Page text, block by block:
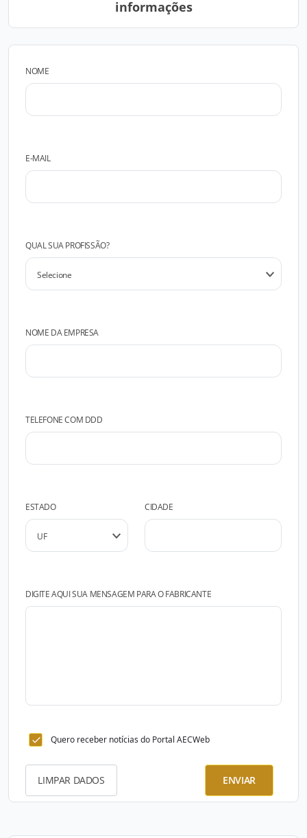
informações
NOME
E-MAIL
QUAL SUA PROFISSÃO?
NOME DA EMPRESA
TELEFONE COM DDD
ESTADO CIDADE
DIGITE AQUI SUA MENSAGEM PARA O FABRICANTE
Quero receber notícias do Portal AECWeb
LIMPAR DADOS ENVIAR